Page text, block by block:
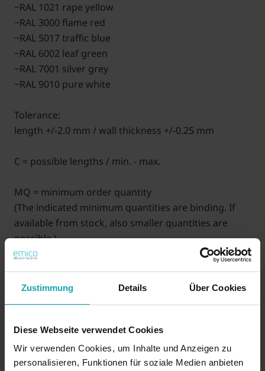
Zustimmung Details Über Cookies
Diese Webseite verwendet Cookies
Wir verwenden Cookies, um Inhalte und Anzeigen zu
personalisieren, Funktionen für soziale Medien anbieten
~RAL 1021 rape yellow
~RAL 3000 flame red
~RAL 5017 traffic blue
~RAL 6002 leaf green
~RAL 7001 silver grey
~RAL 9010 pure white
Tolerance:
length +/-2.0 mm / wall thickness +/-0.25 mm
C = possible lengths / min. - max.
MQ = minimum order quantity
(The indicated minimum quantities are binding. If
available from stock, also smaller quantities are
possible.)
XXX (C) = length in mm (price on request)
Example: 2 x 20 length 10.0 = 1620220-010
35 YEARS of emico: Get an extra 3.5 % discount! (The
discount will be applied automatically)
On demand